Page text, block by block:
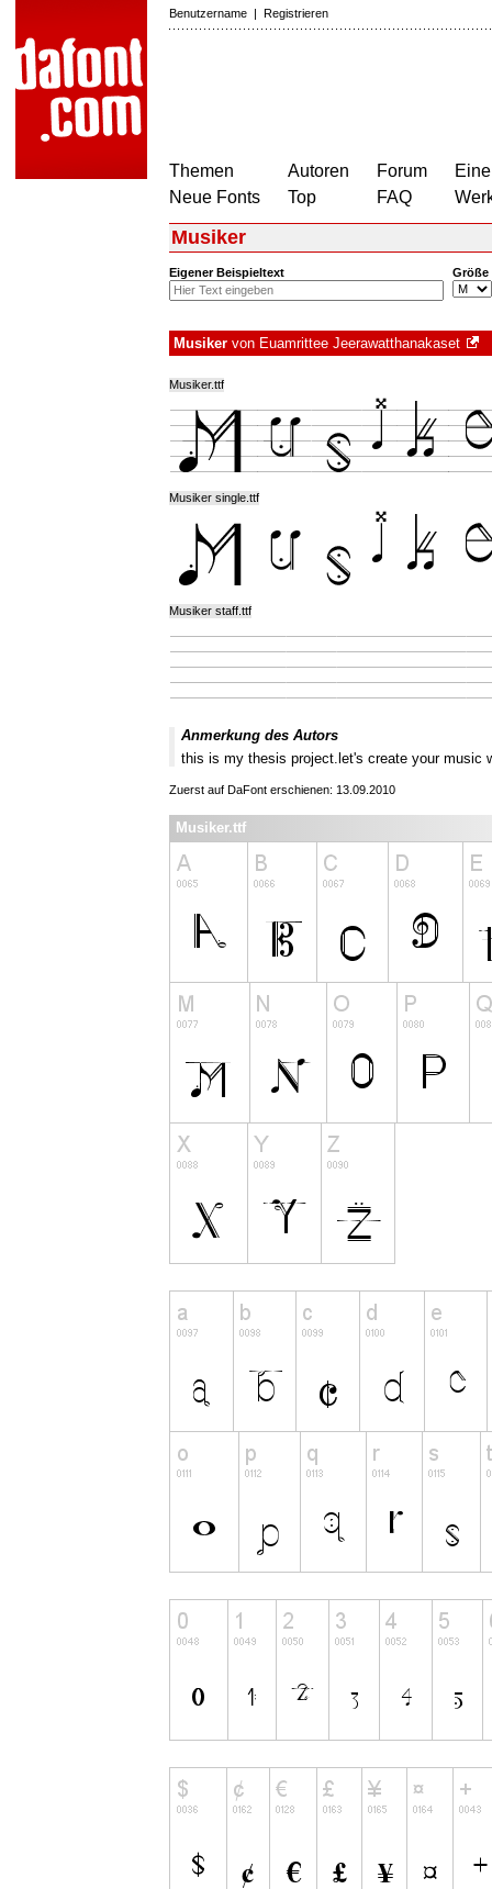
Benutzername | Registrieren
Themen
Neue Fonts
Autoren
Top
Forum
FAQ
Musiker
Eigener Beispieltext Größe
Musiker von Euamrittee Jeerawatthanakaset
Musiker.ttf
Musiker single.ttf
Musiker staff.ttf
Anmerkung des Autors
this is my thesis project.let's create your music
Zuerst auf DaFont erschienen: 13.09.2010
Musiker.ttf